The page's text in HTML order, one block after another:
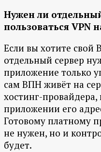
Нужен ли
пользоваться VPN
Если вы хотите свой
отдельный сервер
приложение только
сам ВПН живёт на
хостинг-провайдера,
приложении его
Готовому платному
не нужен, но и
будет.